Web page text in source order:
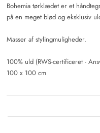
Bohemia tørklædet er et
på en meget blød og eksklusiv
Masser af stylingmuligheder.
100% uld (RWS-certificeret -
100 x 100 cm